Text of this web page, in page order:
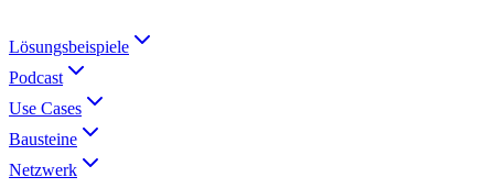
Lösungsbeispiele
Podcast
Use Cases
Bausteine
Netzwerk